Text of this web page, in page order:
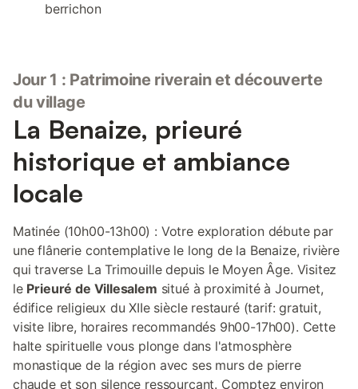
berrichon
Jour 1 : Patrimoine riverain et découverte
du village
La Benaize, prieuré
historique et ambiance
locale
Matinée (10h00-13h00) : Votre exploration débute par
une flânerie contemplative le long de la Benaize, rivière
qui traverse La Trimouille depuis le Moyen Âge. Visitez
le Prieuré de Villesalem situé à proximité à Journet,
édifice religieux du XIIe siècle restauré (tarif: gratuit,
visite libre, horaires recommandés 9h00-17h00). Cette
halte spirituelle vous plonge dans l'atmosphère
monastique de la région avec ses murs de pierre
chaude et son silence ressourçant. Comptez environ